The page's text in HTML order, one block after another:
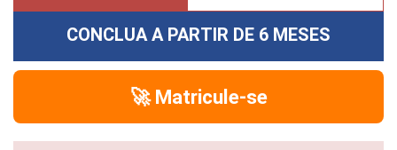
CONCLUA A PARTIR DE 6 MESES
🚀 Matricule-se